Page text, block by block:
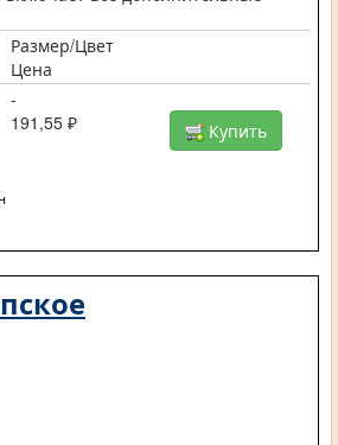
Размер/Цвет
Цена
-
191,55 ₽
Купить